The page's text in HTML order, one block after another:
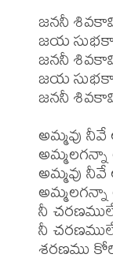
జననీ
జయ
జననీ
జయ
జననీ
అమ్మవు
అమ్మలగన్నా
అమ్మవు
అమ్మలగన్నా
నీ
నీ
శరణము